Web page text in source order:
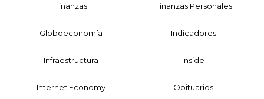
Finanzas Finanzas Personales
Globoeconomía Indicadores
Infraestructura Inside
Internet Economy Obituarios